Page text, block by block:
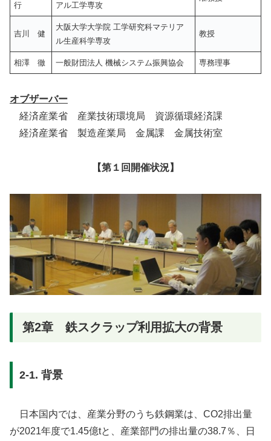
行 アル工学専攻
吉川 健
大阪大学大学院 工学研究科マテリア
ル生産科学専攻
教授
相澤 徹 一般財団法人 機械システム振興協会 専務理事
オブザーバー
経済産業省 産業技術環境局 資源循環経済課
経済産業省 製造産業局 金属課 金属技術室
【第１回開催状況】
第2章 鉄スクラップ利用拡大の背景
2-1. 背景
日本国内では、産業分野のうち鉄鋼業は、CO2排出量
が2021年度で1.45億tと、産業部門の排出量の38.7％、日